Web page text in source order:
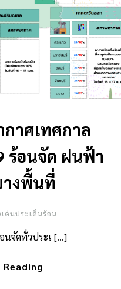
าศเทศกาล
ร้อนจัด ฝนฟ้า
งพื้นที่
เด่นประเด็นร้อน
นจัดทั่วประเ […]